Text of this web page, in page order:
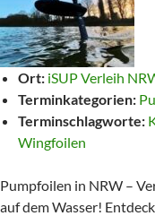
Ort: iSUP Verleih
Terminkategorien:
Terminschlagworte:
Wingfoilen
Pumpfoilen in NRW –
auf dem Wasser!